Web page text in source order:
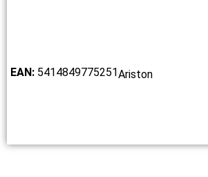
EAN: 5414849775251Ariston